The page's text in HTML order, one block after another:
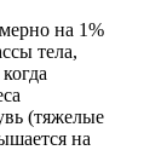
на 1%
тела,
(тяжелые
на